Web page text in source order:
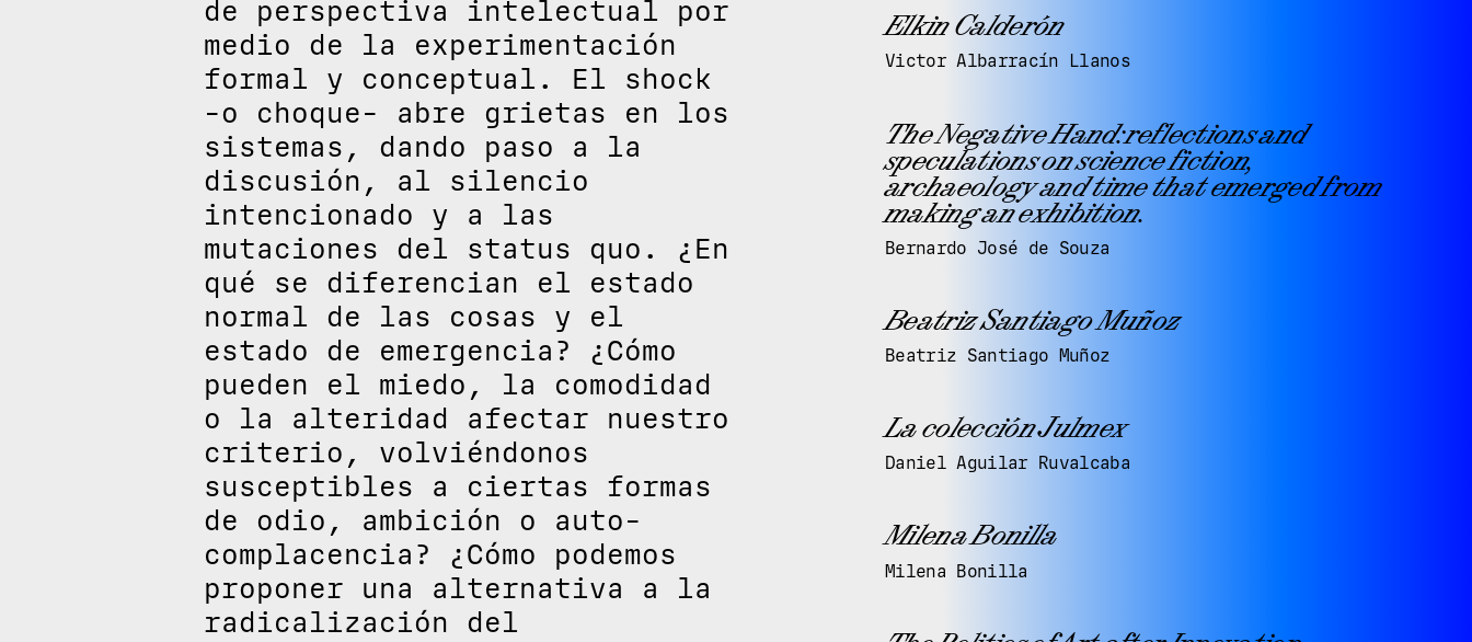
de perspectiva intelectual por
medio de la experimentación
formal y conceptual. El shock
-o choque- abre grietas en los
sistemas, dando paso a la
discusión, al silencio
intencionado y a las
mutaciones del status quo. ¿En
qué se diferencian el estado
normal de las cosas y el
estado de emergencia? ¿Cómo
pueden el miedo, la comodidad
o la alteridad afectar nuestro
criterio, volviéndonos
susceptibles a ciertas formas
de odio, ambición o auto-
complacencia? ¿Cómo podemos
proponer una alternativa a la
radicalización del
Elkin Calderón
Victor Albarracín Llanos
The Negative Hand: reflections and
speculations on science fiction,
archaeology and time that emerged from
making an exhibition.
Bernardo José de Souza
Beatriz Santiago Muñoz
Beatriz Santiago Muñoz
La colección Julmex
Daniel Aguilar Ruvalcaba
Milena Bonilla
Milena Bonilla